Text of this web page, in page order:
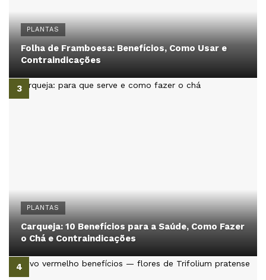
PLANTAS
Folha de Framboesa: Benefícios, Como Usar e
Contraindicações
PLANTAS
Carqueja: 10 Benefícios para a Saúde, Como Fazer
o Chá e Contraindicações